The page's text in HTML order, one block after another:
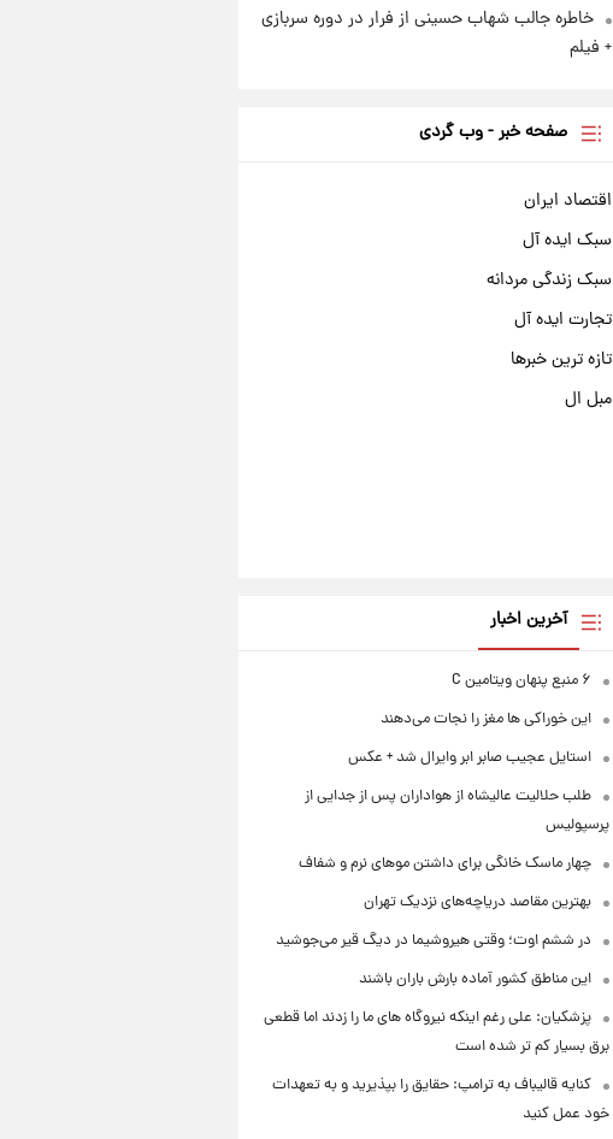
خاطره جالب شهاب حسینی از فرار در دوره سربازی
+ فیلم
صفحه خبر - وب گردی
اقتصاد ایران
سبک ایده آل
سبک زندگی مردانه
تجارت ایده آل
تازه ترین خبرها
مبل ال
آخرین اخبار
۶ منبع پنهان ویتامین C
این خوراکی ها مغز را نجات می‌دهند
استایل عجیب صابر ابر وایرال شد + عکس
طلب حلالیت عالیشاه از هواداران پس از جدایی از
پرسپولیس
چهار ماسک خانگی برای داشتن موهای نرم و شفاف
بهترین مقاصد دریاچه‌های نزدیک تهران
در ششم اوت؛ وقتی هیروشیما در دیگ قیر می‌جوشید
این مناطق کشور آماده بارش باران باشند
پزشکیان: علی رغم اینکه نیروگاه های ما را زدند اما قطعی
برق بسیار کم تر شده است
کنایه قالیباف به ترامپ: حقایق را بپذیرید و به تعهدات
خود عمل کنید